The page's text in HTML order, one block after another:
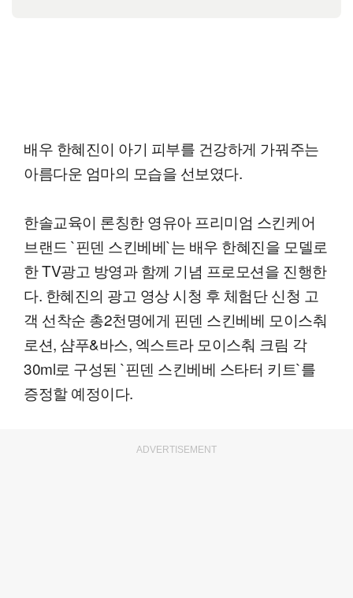
배우 한혜진이 아기 피부를 건강하게 가꿔주는
아름다운 엄마의 모습을 선보였다.
한솔교육이 론칭한 영유아 프리미엄 스킨케어
브랜드 `핀덴 스킨베베`는 배우 한혜진을 모델로
한 TV광고 방영과 함께 기념 프로모션을 진행한
다. 한혜진의 광고 영상 시청 후 체험단 신청 고
객 선착순 총2천명에게 핀덴 스킨베베 모이스춰
로션, 샴푸&바스, 엑스트라 모이스춰 크림 각
30ml로 구성된 `핀덴 스킨베베 스타터 키트`를
증정할 예정이다.
ADVERTISEMENT